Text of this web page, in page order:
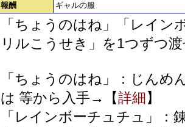
報酬
ギャルの服
「ちょうのはね」「レイ
リルこうせき」を1つずつ
「ちょうのはね」：じん
は 等から入手→【詳細】
「レインボーチュチュ」：